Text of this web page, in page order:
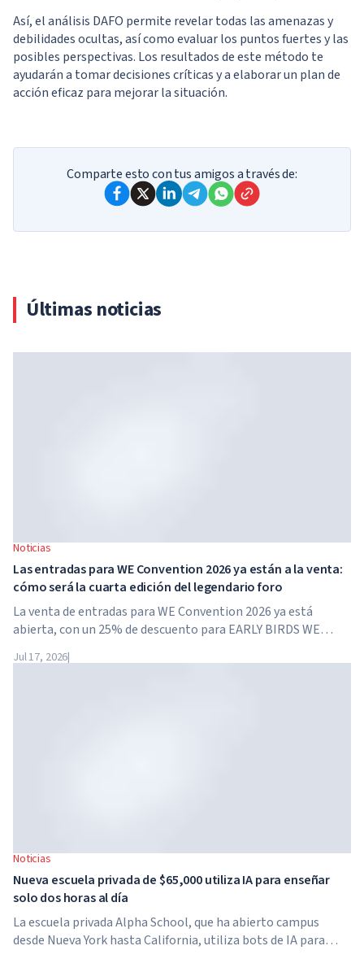
Así, el análisis DAFO permite revelar todas las amenazas y
debilidades ocultas, así como evaluar los puntos fuertes y las
posibles perspectivas. Los resultados de este método te
ayudarán a tomar decisiones críticas y a elaborar un plan de
acción eficaz para mejorar la situación.
Comparte esto con tus amigos a través de:
Últimas noticias
Noticias
Las entradas para WE Convention 2026 ya están a la venta:
cómo será la cuarta edición del legendario foro
La venta de entradas para WE Convention 2026 ya está
abierta, con un 25% de descuento para EARLY BIRDS WE
noviembre de 2026, el foro se celebrará en SO/...
Jul 17, 2026|
Noticias
Nueva escuela privada de $65,000 utiliza IA para enseñar
solo dos horas al día
La escuela privada Alpha School, que ha abierto campus
desde Nueva York hasta California, utiliza bots de IA para